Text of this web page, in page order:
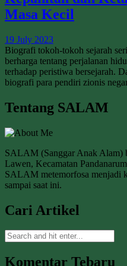
Masa Kecil
19 July 2023
Biografi tokoh-tokoh sejarah
berharga tentang perjalanan
terhadap peristiwa bersejarah.
biografi para pendiri zionis
Tentang SALAM
SALAM (Sanggar Anak Alam)
Lawen, Kecamatan
SALAM metemorfosa menjadi
sampai saat ini.
Cari Artikel
Komentar Tebaru